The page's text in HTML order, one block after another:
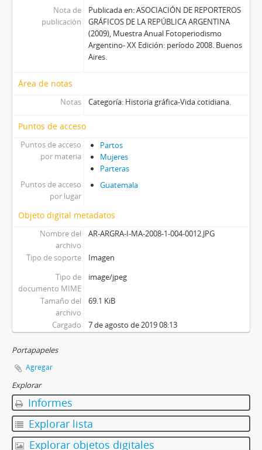
Nota de
publicación
Publicada en: ASOCIACIÓN DE REPORTEROS
GRÁFICOS DE LA REPÚBLICA ARGENTINA
(2009), Muestra Anual Fotoperiodismo
Argentino- XX Edición: período 2008. Buenos
Aires.
Área de notas
Notas Categoría: Historia gráfica-Vida cotidiana.
Puntos de acceso
Puntos de acceso
por materia
Partos
Mujeres
Parteras
Puntos de acceso
por lugar
Guatemala
Objeto digital metadatos
Nombre del
archivo
AR-ARGRA-I-MA-2008-1-004-0012.JPG
Tipo de soporte
Imagen
Tipo de
documento MIME
image/jpeg
Tamaño del
archivo
69.1 KiB
Cargado 7 de agosto de 2019 08:13
Portapapeles
Agregar
Explorar
Informes
Explorar lista
Explorar objetos digitales